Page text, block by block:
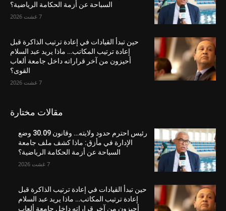
السباحة عن أزمة الحكامة الرياضية؟
7 غشت 2026
حين تبدأ القيادات في إعادة ترتيب الذاكرة قبل
إعادة ترتيب المكاتب… ماذا يريد عبد السلام
أحيزون من آخر قراراته داخل جامعة ألعاب
القوى؟
7 غشت 2026
مقالات مختارة
رئيس احترم حدود ولايته… وقانون 30.09 وضع
الإدارة في مأزق: ماذا كشف ملف جامعة
السباحة عن أزمة الحكامة الرياضية؟
7 غشت 2026
حين تبدأ القيادات في إعادة ترتيب الذاكرة قبل
إعادة ترتيب المكاتب… ماذا يريد عبد السلام
أحيزون من آخر قراراته داخل جامعة ألعاب